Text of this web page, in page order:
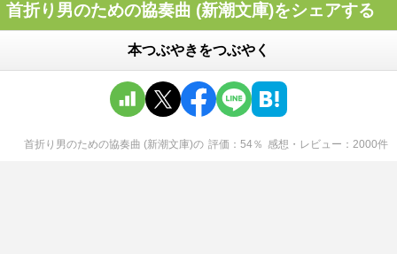
首折り男のための協奏曲 (新潮文庫)をシェアする
本つぶやきをつぶやく
首折り男のための協奏曲 (新潮文庫)の 評価 54％ 感想・レビュー 2000件